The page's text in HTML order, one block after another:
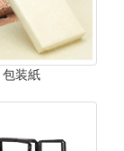
包装紙